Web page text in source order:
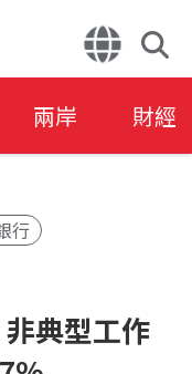
兩岸 財經
行
典型工作